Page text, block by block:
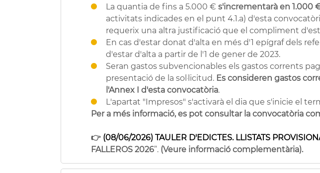
La quantia de fins a 5.000 € s'incrementarà en 1.000
activitats indicades en el punt 4.1.a) d'esta
requerix una altra justificació que el compliment
En cas d'estar donat d'alta en més d'1 epígraf dels
d'estar d'alta a partir de l'1 de gener de 2023.
Seran gastos subvencionables els gastos corrents
presentació de la sol·licitud. Es consideren gastos
l'Annex I d'esta convocatòria.
L'apartat "Impresos" s'activarà el dia que s'inicie el
Per a més informació, es pot consultar la convocatòria
👉 (08/06/2026) TAULER D'EDICTES. LLISTATS
FALLEROS 2026”. (Veure informació complementària).